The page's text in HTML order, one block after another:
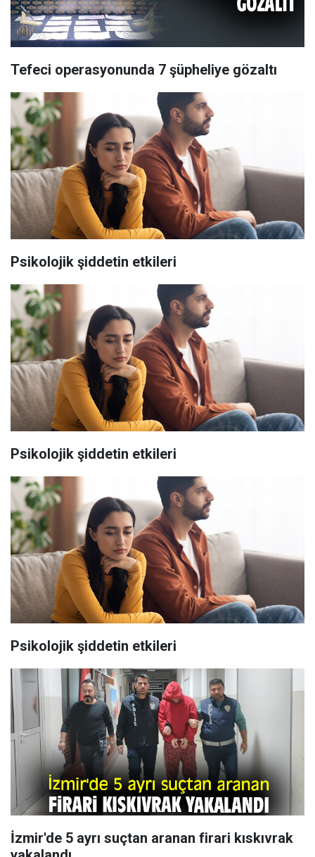
Tefeci operasyonunda 7 şüpheliye gözaltı
Psikolojik şiddetin etkileri
Psikolojik şiddetin etkileri
Psikolojik şiddetin etkileri
İzmir'de 5 ayrı suçtan aranan firari kıskıvrak